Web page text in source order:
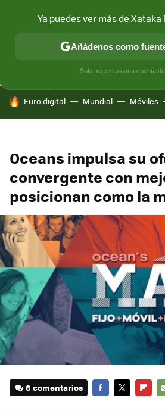
CONECTIVIDAD MÓVIL Y SOCIEDAD
HOY SE HABLA DE
Euro digital Mundial Móviles
Oceans impulsa su
convergente con
posicionan como la
6 comentarios
Ya puedes ver más de Xataka
Añádenos como
Solo necesitas una cuenta